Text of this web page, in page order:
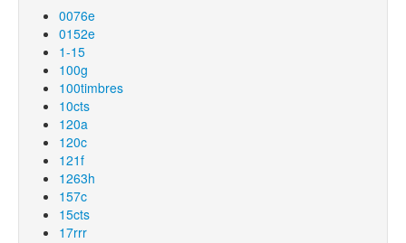
0076e
0152e
1-15
100g
100timbres
10cts
120a
120c
121f
1263h
157c
15cts
17rrr